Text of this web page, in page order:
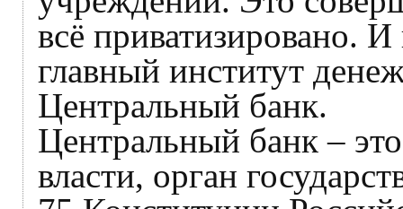
всё приватизировано. И
главный институт
Центральный банк.
Центральный банк –
власти, орган